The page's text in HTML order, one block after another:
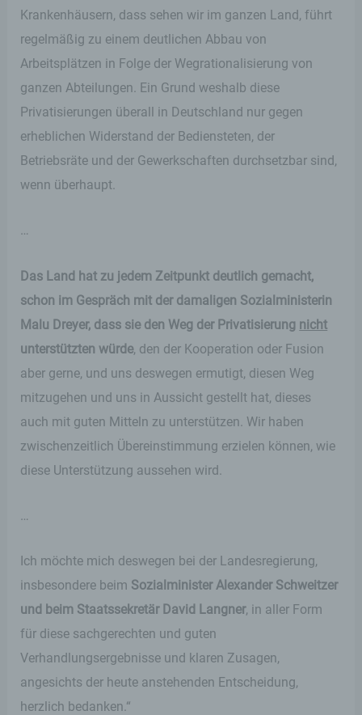
Krankenhäusern, dass sehen wir im ganzen Land, führt
regelmäßig zu einem deutlichen Abbau von
Arbeitsplätzen in Folge der Wegrationalisierung von
ganzen Abteilungen. Ein Grund weshalb diese
Privatisierungen überall in Deutschland nur gegen
erheblichen Widerstand der Bediensteten, der
Betriebsräte und der Gewerkschaften durchsetzbar sind,
wenn überhaupt.
…
Das Land hat zu jedem Zeitpunkt deutlich gemacht,
schon im Gespräch mit der damaligen Sozialministerin
Malu Dreyer, dass sie den Weg der Privatisierung nicht
unterstützten würde, den der Kooperation oder Fusion
aber gerne, und uns deswegen ermutigt, diesen Weg
mitzugehen und uns in Aussicht gestellt hat, dieses
auch mit guten Mitteln zu unterstützen. Wir haben
zwischenzeitlich Übereinstimmung erzielen können, wie
diese Unterstützung aussehen wird.
…
Ich möchte mich deswegen bei der Landesregierung,
insbesondere beim Sozialminister Alexander Schweitzer
und beim Staatssekretär David Langner, in aller Form
für diese sachgerechten und guten
Verhandlungsergebnisse und klaren Zusagen,
angesichts der heute anstehenden Entscheidung,
herzlich bedanken.“